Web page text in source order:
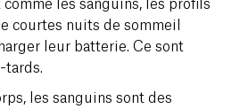
comme les sanguins, les profils
courtes nuits de sommeil
leur batterie. Ce sont
tards.
les sanguins sont des